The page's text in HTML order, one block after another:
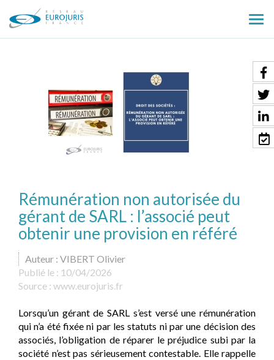
le
Rémunération non autorisée du
gérant de SARL : l’associé peut
obtenir une provision en référé
Auteur : VIBERT Olivier
Publié le : 10/04/2026
Source : www.eurojuris.fr
Lorsqu’un gérant de SARL s’est versé une rémunération
qui n’a été fixée ni par les statuts ni par une décision des
associés, l’obligation de réparer le préjudice subi par la
société n’est pas sérieusement contestable. Elle rappelle